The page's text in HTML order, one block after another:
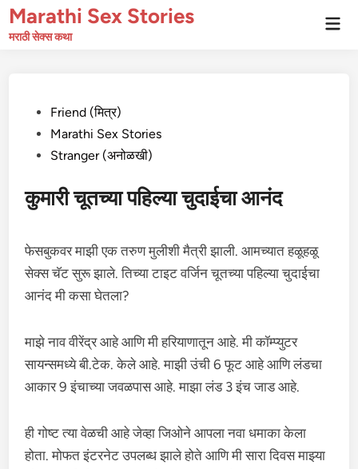
Skip
toMarathi Sex Stories
मराठी सेक्स कथा
PostedFriend (मित्र)
Marathi Sex Stories
Stranger (अनोळखी)
कुमारी चूतच्या पहिल्या चुदाईचा आनंद
फेसबुकवर माझी एक तरुण मुलीशी मैत्री झाली. आमच्यात हळूहळू
सेक्स चॅट सुरू झाले. तिच्या टाइट वर्जिन चूतच्या पहिल्या चुदाईचा
आनंद मी कसा घेतला?
माझे नाव वीरेंद्र आहे आणि मी हरियाणातून आहे. मी कॉम्प्युटर
सायन्समध्ये बी.टेक. केले आहे. माझी उंची 6 फूट आहे आणि लंडचा
आकार 9 इंचाच्या जवळपास आहे. माझा लंड 3 इंच जाड आहे.
ही गोष्ट त्या वेळची आहे जेव्हा जिओने आपला नवा धमाका केला
होता. मोफत इंटरनेट उपलब्ध झाले होते आणि मी सारा दिवस माझ्या